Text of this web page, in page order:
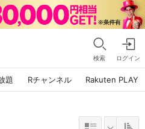
検索 ログイン
題 Rチャンネル Rakuten PLAY